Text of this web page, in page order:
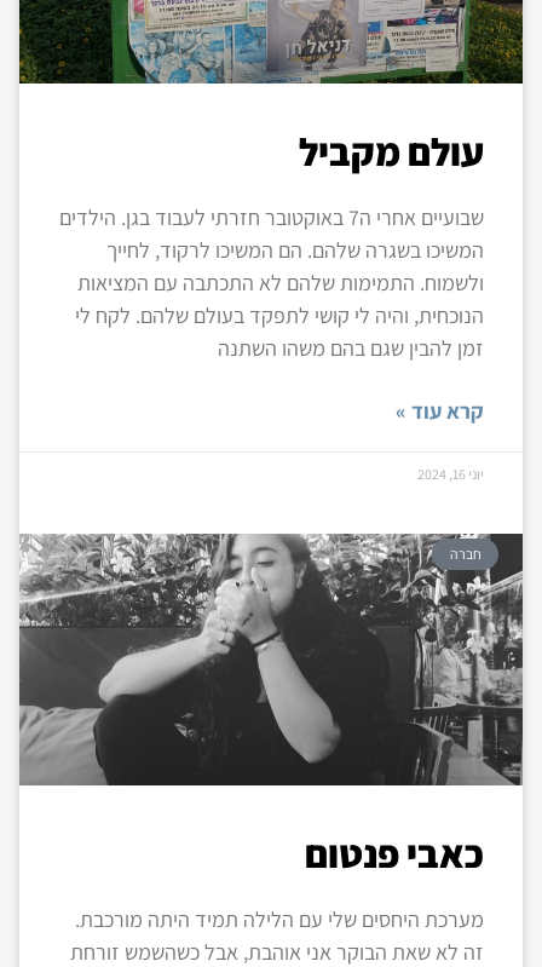
עולם מקביל
שבועיים אחרי ה7 באוקטובר חזרתי לעבוד בגן. הילדים
המשיכו בשגרה שלהם. הם המשיכו לרקוד, לחייך
ולשמוח. התמימות שלהם לא התכתבה עם המציאות
הנוכחית, והיה לי קושי לתפקד בעולם שלהם. לקח לי
זמן להבין שגם בהם משהו השתנה
קרא עוד »
יוני 16, 2024
חברה
כאבי פנטום
מערכת היחסים שלי עם הלילה תמיד היתה מורכבת.
זה לא שאת הבוקר אני אוהבת, אבל כשהשמש זורחת